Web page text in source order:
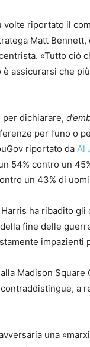
volte riportato il
Matt
«Tutto ciò
è assicurarsi che
per dichiarare,
per l’uno o
riportato da Al
54% contro un
un 43% di
ha ribadito
fine delle
impazienti
Madison
a
una